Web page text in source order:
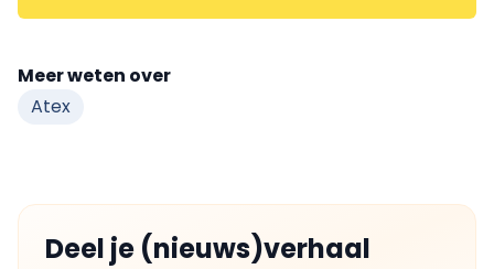
Meer weten over
Atex
Deel je (nieuws)verhaal